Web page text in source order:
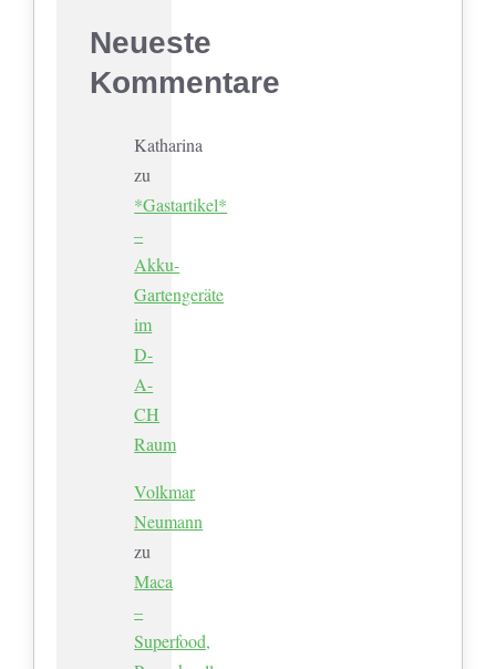
Neueste
Kommentare
Katharina
zu
*Gastartikel*
–
Akku-
Gartengeräte
im
D-
A-
CH
Raum
Volkmar
Neumann
zu
Maca
–
Superfood,